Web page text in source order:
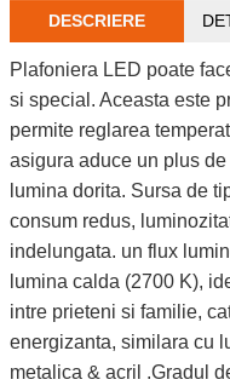
DESCRIERE
Plafoniera LED poate
si special. Aceasta este
permite reglarea
asigura aduce un plus
lumina dorita. Sursa de
consum redus,
indelungata. un flux
lumina calda (2700 K),
intre prieteni si familie,
energizanta, similara cu
metalica & acril .Gradul